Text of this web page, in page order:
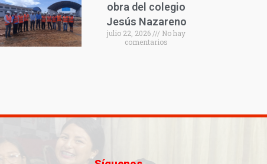
obra del colegio
Jesús Nazareno
julio 22, 2026
No hay
comentarios